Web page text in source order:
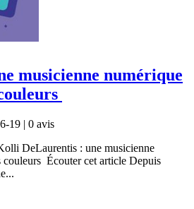
musicienne numérique
19 | 0 avis
DeLaurentis : une musicienne
couleurs Écouter cet article Depuis